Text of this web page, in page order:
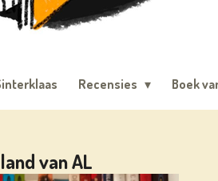
Recensies Boek
van AL